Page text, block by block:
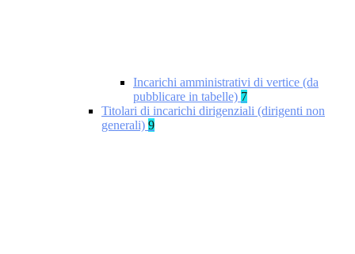
Incarichi amministrativi di vertice (da
pubblicare in tabelle) 7
Titolari di incarichi dirigenziali (dirigenti non
generali) 9